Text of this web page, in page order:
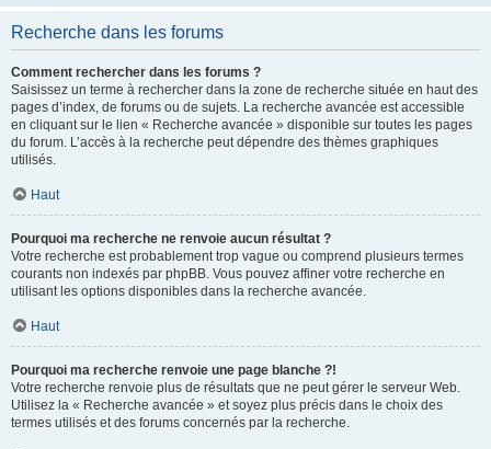
Recherche dans les forums
Comment rechercher dans les forums ?
Saisissez un terme à rechercher dans la zone de recherche située en haut des
pages d’index, de forums ou de sujets. La recherche avancée est accessible
en cliquant sur le lien « Recherche avancée » disponible sur toutes les pages
du forum. L’accès à la recherche peut dépendre des thèmes graphiques
utilisés.
Haut
Pourquoi ma recherche ne renvoie aucun résultat ?
Votre recherche est probablement trop vague ou comprend plusieurs termes
courants non indexés par phpBB. Vous pouvez affiner votre recherche en
utilisant les options disponibles dans la recherche avancée.
Haut
Pourquoi ma recherche renvoie une page blanche ?!
Votre recherche renvoie plus de résultats que ne peut gérer le serveur Web.
Utilisez la « Recherche avancée » et soyez plus précis dans le choix des
termes utilisés et des forums concernés par la recherche.